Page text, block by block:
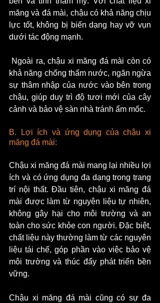
măng và đá mài, chậu có khả năng chịu
lực tốt, không bị biến dạng hay vỡ vụn
dưới tác động mạnh.
khả năng chống thấm nước, ngăn ngừa
sự thâm nhập của nước vào bên trong
chậu, giúp duy trì độ tươi mới của cây
cảnh và bảo vệ sàn nhà tránh ẩm mốc.
B. Lợi ích và ứng dụng của chậu xi
măng đá mài:
Chậu xi măng đá mài mang lại nhiều lợi
ích và có ứng dụng đa dạng trong trang
trí nội thất. Đầu tiên, chậu xi măng đá
mài được làm từ nguyên liệu tự nhiên,
không gây hại cho môi trường và an
toàn cho sức khỏe con người. Đặc biệt,
chất liệu này thường làm từ các nguyên
liệu tái chế, góp phần vào việc bảo vệ
môi trường và thúc đẩy phát triển bền
vững.
Chậu xi măng đá mài cũng có sự đa